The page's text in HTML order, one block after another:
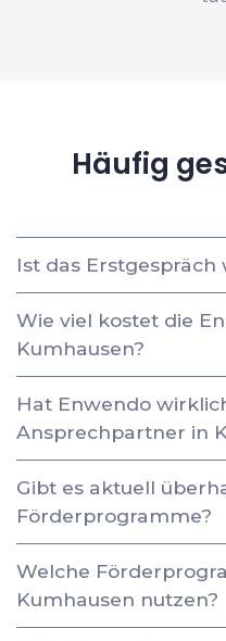
Häufig
Ist das
Wie viel kostet die
Kumhausen?
Hat Enwendo
Ansprechpartner in
Gibt es aktuell
Förderprogramme?
Welche
Kumhausen nutzen?